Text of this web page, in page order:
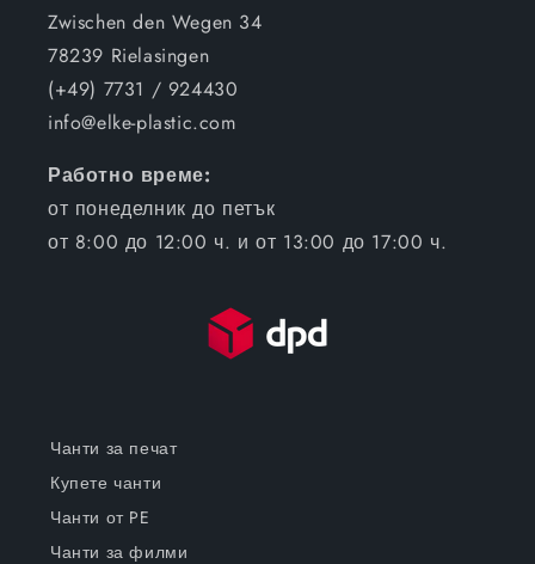
Zwischen den Wegen 34
78239 Rielasingen
(+49) 7731 / 924430
info@elke-plastic.com
Работно време:
от понеделник до петък
от 8:00 до 12:00 ч. и от 13:00 до 17:00 ч.
Чанти за печат
Купете чанти
Чанти от PE
Чанти за филми